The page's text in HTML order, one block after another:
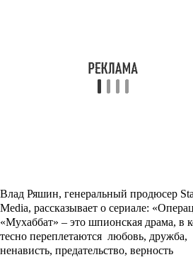
Влад Ряшин, генеральный продюсер
Media, рассказывает о сериале:
«Мухаббат» – это шпионская драма, в
тесно переплетаются любовь, дружба,
ненависть, предательство, верность